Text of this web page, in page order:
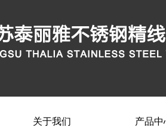
关于我们 产品中